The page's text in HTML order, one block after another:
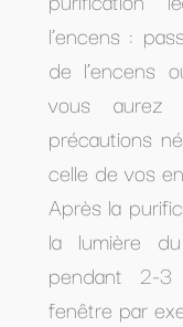
l’encens :
de l’encens
vous aurez
précautions
celle de vos
Après la
la lumière
pendant 2-
fenêtre par